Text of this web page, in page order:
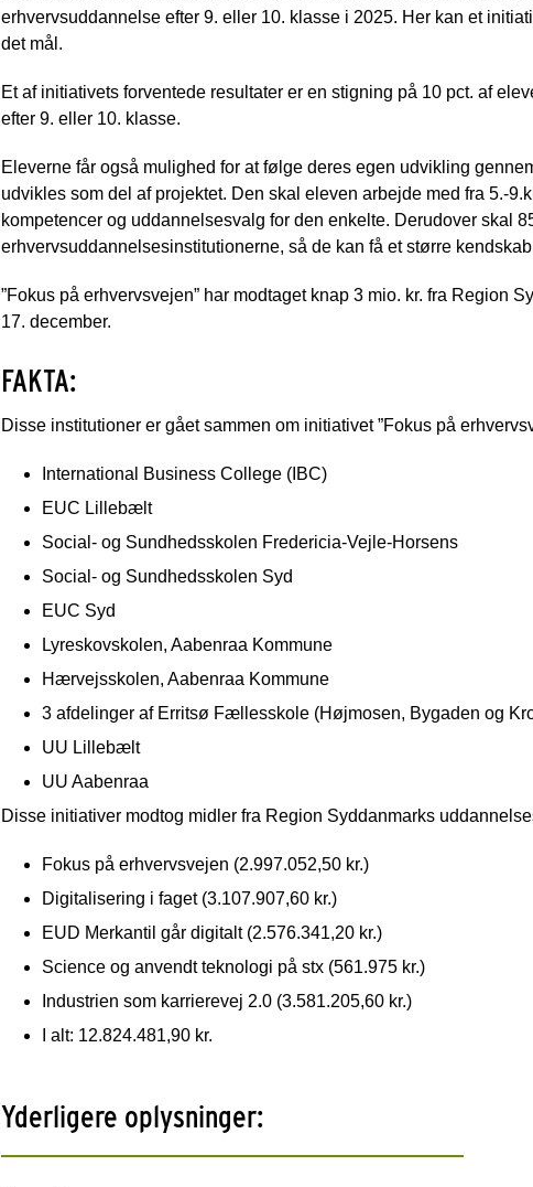
erhvervsuddannelse efter 9. eller 10. klasse i 2025. Her kan et
det mål.
Et af initiativets forventede resultater er en stigning på 10 pct. af
efter 9. eller 10. klasse.
Eleverne får også mulighed for at følge deres egen udvikling
udvikles som del af projektet. Den skal eleven arbejde med fra 5.-
kompetencer og uddannelsesvalg for den enkelte. Derudover skal
erhvervsuddannelsesinstitutionerne, så de kan få et større
”Fokus på erhvervsvejen” har modtaget knap 3 mio. kr. fra Region
17. december.
FAKTA:
Disse institutioner er gået sammen om initiativet ”Fokus på
International Business College (IBC)
EUC Lillebælt
Social- og Sundhedsskolen Fredericia-Vejle-Horsens
Social- og Sundhedsskolen Syd
EUC Syd
Lyreskovskolen, Aabenraa Kommune
Hærvejsskolen, Aabenraa Kommune
3 afdelinger af Erritsø Fællesskole (Højmosen, Bygaden og
UU Lillebælt
UU Aabenraa
Disse initiativer modtog midler fra Region Syddanmarks
Fokus på erhvervsvejen (2.997.052,50 kr.)
Digitalisering i faget (3.107.907,60 kr.)
EUD Merkantil går digitalt (2.576.341,20 kr.)
Science og anvendt teknologi på stx (561.975 kr.)
Industrien som karrierevej 2.0 (3.581.205,60 kr.)
I alt: 12.824.481,90 kr.
Yderligere oplysninger: